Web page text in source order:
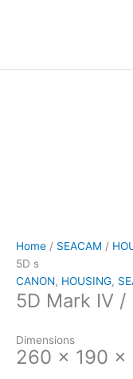
Home / SEACAM /
5D s
CANON, HOUSING,
5D Mark IV /
Dimensions
260 x 190 x